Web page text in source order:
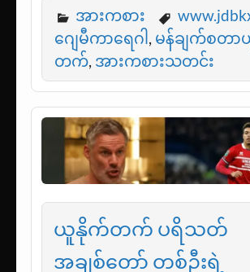
အားကစား
ဂျေမီကာရေဂါ , မန်ချက်စတ
တက်, အားကစားသတင်း
ယူနိုက်တက် ပရိသတ်
အချစ်တော် တစ်ဦးရဲ့